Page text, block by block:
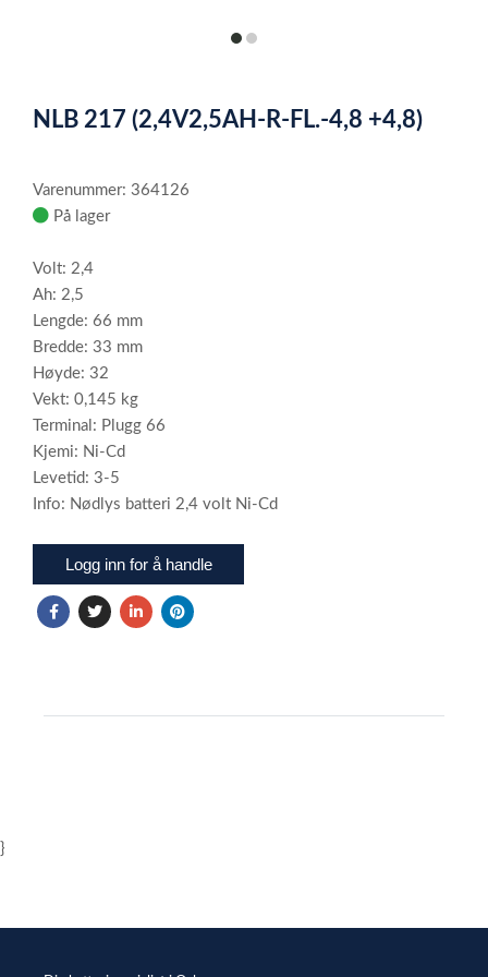
itemitem
of
NLB 217 (2,4V2,5AH-R-FL.-4,8 +4,8)
Varenummer: 364126
På lager
Volt: 2,4
Ah: 2,5
Lengde: 66 mm
Bredde: 33 mm
Høyde: 32
Vekt: 0,145 kg
Terminal: Plugg 66
Kjemi: Ni-Cd
Levetid: 3-5
Info: Nødlys batteri 2,4 volt Ni-Cd
Logg inn for å handle
}